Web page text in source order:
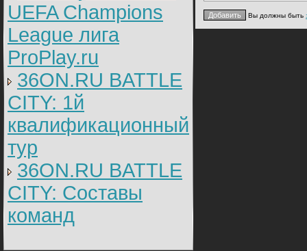
UEFA Champions
League лига
ProPlay.ru
36ON.RU BATTLE
CITY: 1й
квалификационный
тур
36ON.RU BATTLE
CITY: Составы
команд
Вы должны быть